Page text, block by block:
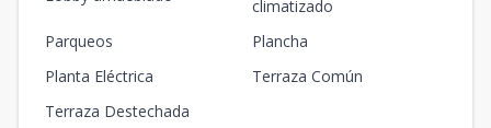
climatizado
Parqueos
Plancha
Planta Eléctrica
Terraza Común
Terraza Destechada